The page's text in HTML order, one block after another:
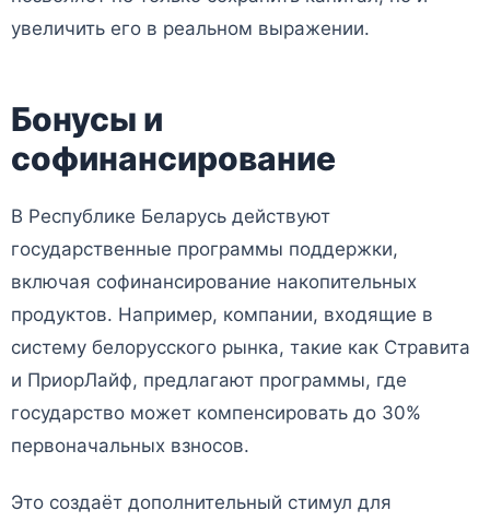
увеличить его в реальном выражении.
Бонусы и
софинансирование
В Республике Беларусь действуют
государственные программы поддержки,
включая софинансирование накопительных
продуктов. Например, компании, входящие в
систему белорусского рынка, такие как Стравита
и ПриорЛайф, предлагают программы, где
государство может компенсировать до 30%
первоначальных взносов.
Это создаёт дополнительный стимул для